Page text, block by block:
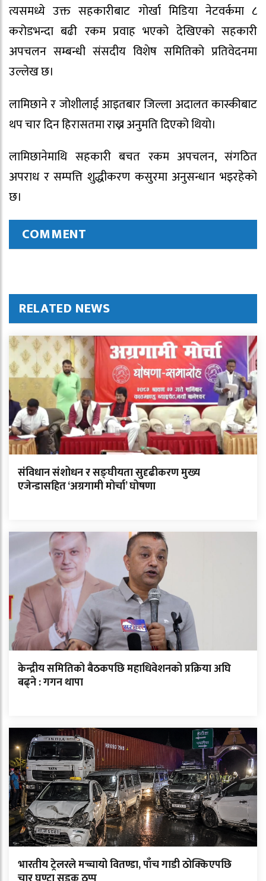
त्यसमध्ये उक्त सहकारीबाट गोर्खा मिडिया नेटवर्कमा ८
करोडभन्दा बढी रकम प्रवाह भएको देखिएको सहकारी
अपचलन सम्बन्धी संसदीय विशेष समितिको प्रतिवेदनमा
उल्लेख छ।
लामिछाने र जोशीलाई आइतबार जिल्ला अदालत कास्कीबाट
थप चार दिन हिरासतमा राख्न अनुमति दिएको थियो।
लामिछानेमाथि सहकारी बचत रकम अपचलन, संगठित
अपराध र सम्पत्ति शुद्धीकरण कसुरमा अनुसन्धान भइरहेको
छ।
COMMENT
RELATED NEWS
संविधान संशोधन र सङ्घीयता सुदृढीकरण मुख्य
एजेन्डासहित ‘अग्रगामी मोर्चा’ घोषणा
केन्द्रीय समितिको बैठकपछि महाधिवेशनको प्रक्रिया अघि
बढ्ने : गगन थापा
भारतीय ट्रेलरले मच्चायो वितण्डा, पाँच गाडी ठोक्किएपछि